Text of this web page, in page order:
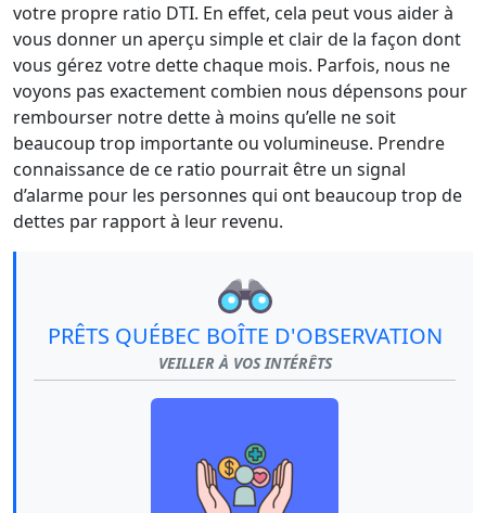
votre propre ratio DTI. En effet, cela peut vous aider à
vous donner un aperçu simple et clair de la façon dont
vous gérez votre dette chaque mois. Parfois, nous ne
voyons pas exactement combien nous dépensons pour
rembourser notre dette à moins qu’elle ne soit
beaucoup trop importante ou volumineuse. Prendre
connaissance de ce ratio pourrait être un signal
d’alarme pour les personnes qui ont beaucoup trop de
dettes par rapport à leur revenu.
PRÊTS QUÉBEC BOÎTE D'OBSERVATION
VEILLER À VOS INTÉRÊTS